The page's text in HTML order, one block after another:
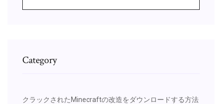
Category
クラックされたMinecraftの改造をダウンロードする方法